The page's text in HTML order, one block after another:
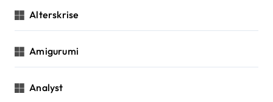
Alterskrise
Amigurumi
Analyst